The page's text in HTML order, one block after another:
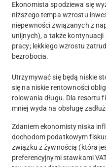
Ekonomista spodziewa się
niższego tempa wzrostu
niepewności związanych z
unijnych), a także
pracy; lekkiego wzrostu
bezrobocia.
Utrzymywać się będą niskie
się na niskie rentowności
rolowania długu. Dla resortu
mniej wyda na obsługę
Zdaniem ekonomisty niska
dochodom podatkowym
związku z żywnością (która
preferencyjnymi stawkami